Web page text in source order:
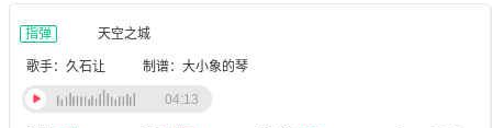
指弹 天空之城
歌手：久石让 制谱：大小象的琴
04:13